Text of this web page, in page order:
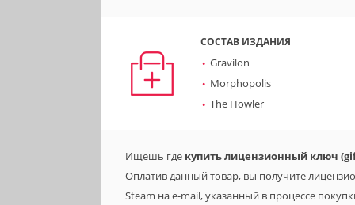
СОСТАВ ИЗДАНИЯ
Gravilon
Morphopolis
The Howler
Ищешь где купить лицензионный ключ
Оплатив данный товар, вы получите
Steam на e-mail, указанный в процессе